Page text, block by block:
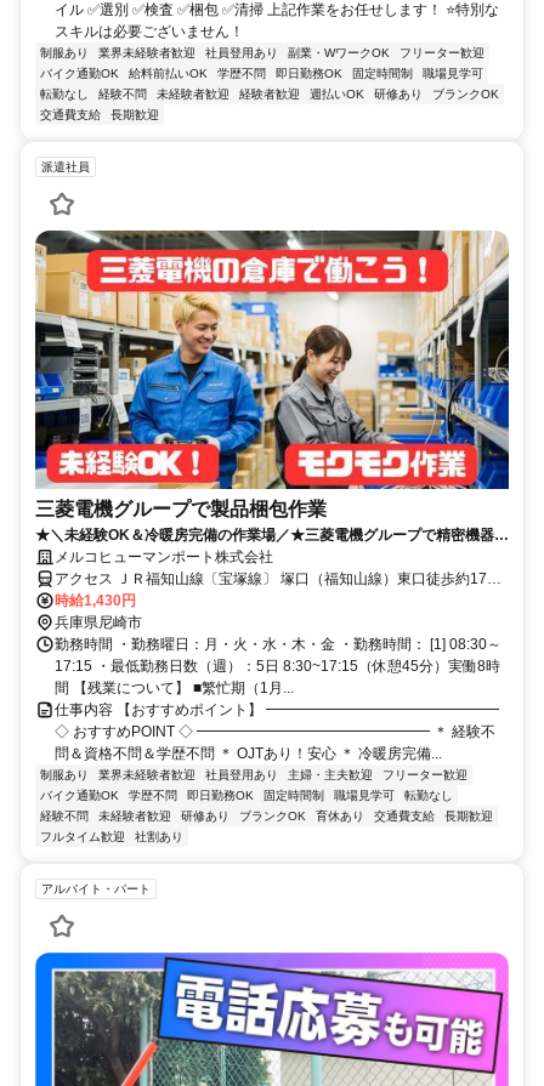
イル ✅選別 ✅検査 ✅梱包 ✅清掃 上記作業をお任せします！ ⭐特別な
スキルは必要ございません！
制服あり 業界未経験者歓迎 社員登用あり 副業・WワークOK
フリーター歓迎
バイク通勤OK
給料前払いOK 学歴不問 即日勤務OK 固定時間制
職場見学可
転勤なし
経験不問 未経験者歓迎 経験者歓迎 週払いOK 研修あり
ブランクOK
交通費支給
長期歓迎
派遣社員
三菱電機グループで製品梱包作業
★＼未経験OK＆冷暖房完備の作業場／★三菱電機グループで精密機器の
梱包！将来直接雇用の可能性あり
メルコヒューマンポート株式会社
アクセス ＪＲ福知山線〔宝塚線〕 塚口（福知山線）東口徒歩約17
分、ＪＲ福知山線〔宝塚線〕 猪名寺東口徒歩約18分、阪急神戸本線
塚口（阪急線）南口徒歩約20分 JR塚口駅、JR猪名寺駅から徒歩10分
程度。阪急塚口駅から徒歩15分程度。阪神尼崎駅からバス15分
時給1,430円
兵庫県尼崎市
勤務時間 ・勤務曜日：月・火・水・木・金 ・勤務時間： [1] 08:30～
17:15 ・最低勤務日数（週）：5日 8:30~17:15（休憩45分）実働8時
間 【残業について】 ■繁忙期（1月...
仕事内容 【おすすめポイント】 ━━━━━━━━━━━━━━━━
◇ おすすめPOINT ◇ ━━━━━━━━━━━━━━━━ ＊ 経験不
問＆資格不問＆学歴不問 ＊ OJTあり！安心 ＊ 冷暖房完備...
制服あり 業界未経験者歓迎 社員登用あり 主婦・主夫歓迎
フリーター歓迎
バイク通勤OK
学歴不問 即日勤務OK 固定時間制 職場見学可
転勤なし
経験不問
未経験者歓迎 研修あり ブランクOK 育休あり 交通費支給
長期歓迎
フルタイム歓迎
社割あり
アルバイト・パート